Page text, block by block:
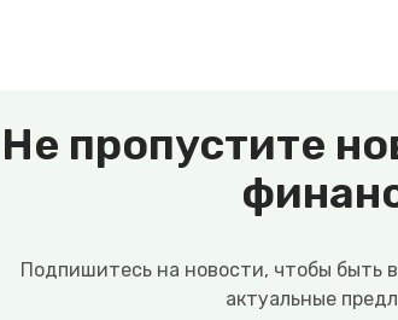
Не пропустите
Подпишитесь на новости, чтобы быть
актуальные